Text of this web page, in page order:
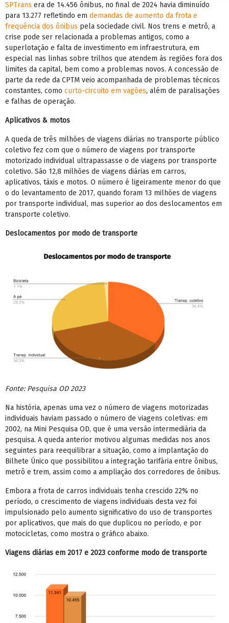
SPTrans era de 14.456 ônibus, no final de 2024 havia diminuído
para 13.277 refletindo em demandas de aumento da frota e
frequência dos ônibus pela sociedade civil. Nos trens e metrô, a
crise pode ser relacionada a problemas antigos, como a
superlotação e falta de investimento em infraestrutura, em
especial nas linhas sobre trilhos que atendem às regiões fora dos
limites da capital, bem como a problemas novos. A concessão de
parte da rede da CPTM veio acompanhada de problemas técnicos
constantes, como curto-circuito em vagões, além de paralisações
e falhas de operação.
Aplicativos & motos
A queda de três milhões de viagens diárias no transporte público
coletivo fez com que o número de viagens por transporte
motorizado individual ultrapassasse o de viagens por transporte
coletivo. São 12,8 milhões de viagens diárias em carros,
aplicativos, táxis e motos. O número é ligeiramente menor do que
o do levantamento de 2017, quando foram 13 milhões de viagens
por transporte individual, mas superior ao dos deslocamentos em
transporte coletivo.
Deslocamentos por modo de transporte
Fonte: Pesquisa OD 2023
Na história, apenas uma vez o número de viagens motorizadas
individuais haviam passado o número de viagens coletivas: em
2002, na Mini Pesquisa OD, que é uma versão intermediária da
pesquisa. A queda anterior motivou algumas medidas nos anos
seguintes para reequilibrar a situação, como a implantação do
Bilhete Único que possibilitou a integração tarifária entre ônibus,
metrô e trem, assim como a ampliação dos corredores de ônibus.
Embora a frota de carros individuais tenha crescido 22% no
período, o crescimento de viagens individuais desta vez foi
impulsionado pelo aumento significativo do uso de transportes
por aplicativos, que mais do que duplicou no período, e por
motocicletas, como mostra o gráfico abaixo.
Viagens diárias em 2017 e 2023 conforme modo de transporte